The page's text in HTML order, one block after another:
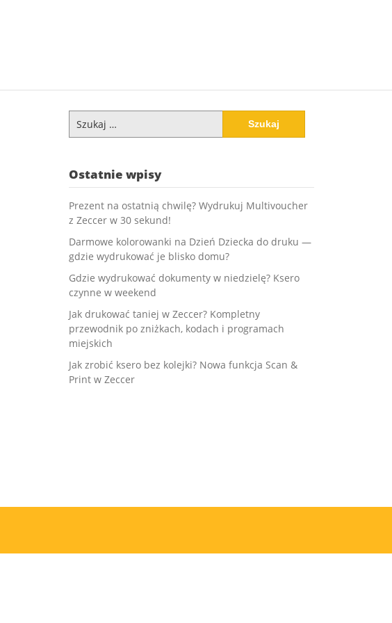
Szukaj:
Ostatnie wpisy
Prezent na ostatnią chwilę? Wydrukuj Multivoucher
z Zeccer w 30 sekund!
Darmowe kolorowanki na Dzień Dziecka do druku —
gdzie wydrukować je blisko domu?
Gdzie wydrukować dokumenty w niedzielę? Ksero
czynne w weekend
Jak drukować taniej w Zeccer? Kompletny
przewodnik po zniżkach, kodach i programach
miejskich
Jak zrobić ksero bez kolejki? Nowa funkcja Scan &
Print w Zeccer